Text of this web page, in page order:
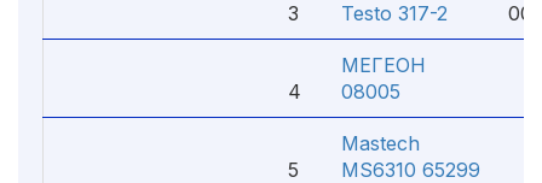
3 Testo 317-2
4
МЕГЕОН
08005
5
Mastech
MS6310 65299